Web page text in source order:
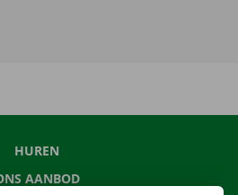
HUREN
AANBOD